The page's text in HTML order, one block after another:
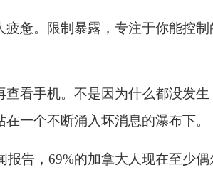
惫。限制暴露，专注于你能控制
看手机。不是因为什么都没发生
一个不断涌入坏消息的瀑布下。
报告，69%的加拿大人现在至少偶